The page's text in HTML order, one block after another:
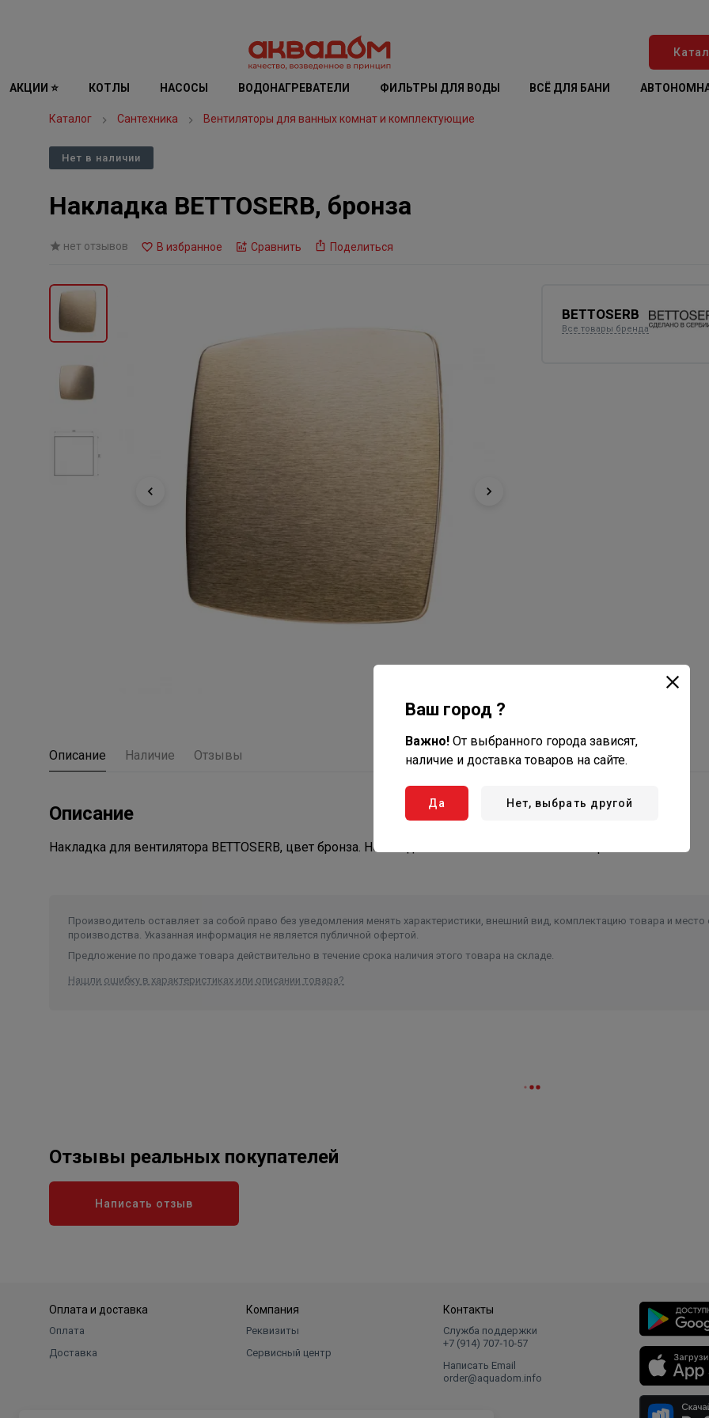
АКЦИИ ⭐ КОТЛЫ НАСОСЫ ВОДОНАГРЕВАТЕЛИ ФИЛЬТРЫ ДЛЯ ВОДЫ ВСЁ ДЛЯ БАНИ
Каталог Сантехника Вентиляторы для ванных комнат и комплектующие
Нет в наличии
Накладка BETTOSERB, бронза
нет отзывов В избранное Сравнить Поделиться
BETTOSERB
Все товары бренда
Описание Наличие Отзывы
Описание
Накладка для вентилятора BETTOSERB, цвет бронза. Необходимо комплектовать вентилятором.
Производитель оставляет за собой право без уведомления менять характеристики, внешний вид, комплектацию товара и место
производства. Указанная информация не является публичной офертой.
Предложение по продаже товара действительно в течение срока наличия этого товара на складе.
Нашли ошибку в характеристиках или описании товара?
Отзывы реальных покупателей
Написать отзыв
Оплата и доставка
Оплата
Доставка
Компания
Реквизиты
Сервисный центр
Контакты
Служба поддержки
+7 (914) 707‑10‑57
Написать Email
order@aquadom.info
Ваш город ?
Важно! От выбранного города зависят,
наличие и доставка товаров на сайте.
Да Нет, выбрать другой